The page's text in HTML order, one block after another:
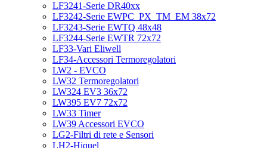
LF3241-Serie DR40xx
LF3242-Serie EWPC_PX_TM_EM 38x72
LF3243-Serie EWTQ 48x48
LF3244-Serie EWTR 72x72
LF33-Vari Eliwell
LF34-Accessori Termoregolatori
LW2 - EVCO
LW32 Termoregolatori
LW324 EV3 36x72
LW395 EV7 72x72
LW33 Timer
LW39 Accessori EVCO
LG2-Filtri di rete e Sensori
LH2-Hiquel